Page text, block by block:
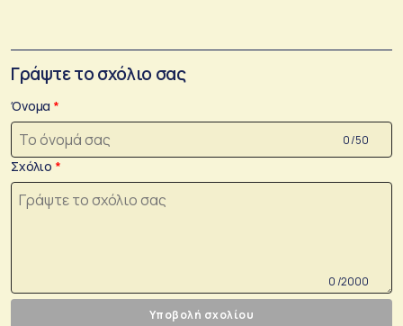
Γράψτε το σχόλιο σας
Όνομα
0 /50
Σχόλιο
0 /2000
Υποβολή σχολίου